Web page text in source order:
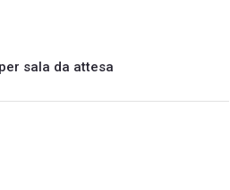
sala da attesa